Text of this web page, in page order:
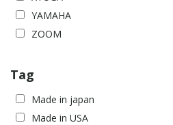
YAMAHA
ZOOM
Tag
Made in japan
Made in USA